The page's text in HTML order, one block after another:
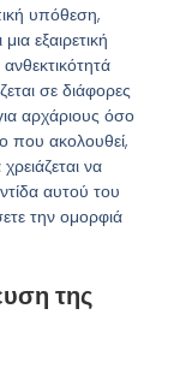
υπόθεση,
εξαιρετική
σε διάφορες
αρχάριους όσο
που ακολουθεί,
να
αυτού του
την ομορφιά
της